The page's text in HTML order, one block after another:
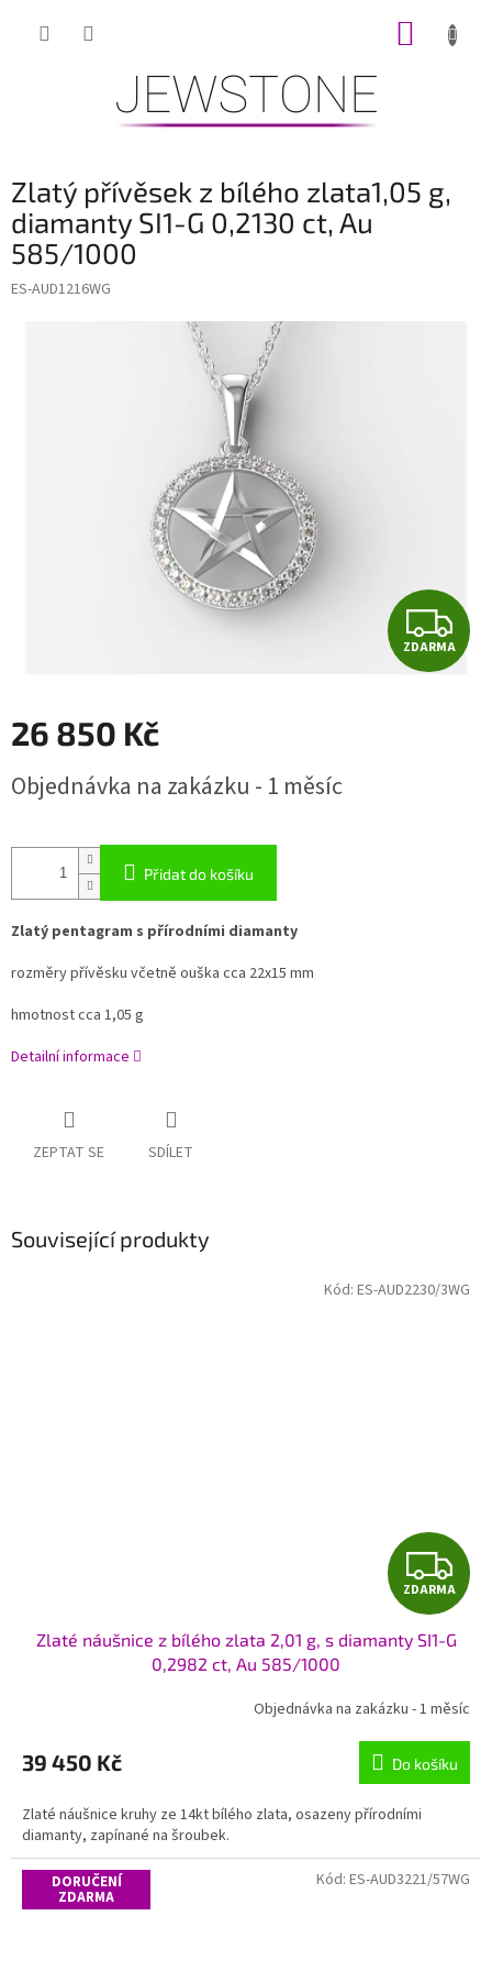
Zlatý přívěsek z bílého zlata1,05 g,
diamanty SI1-G 0,2130 ct, Au
585/1000
ES-AUD1216WG
Z
D
ZDARMA
26 850 Kč
cena:
Objednávka na zakázku - 1 měsíc
Přidat do košíku
Zlatý pentagram s přírodními diamanty
rozměry přívěsku včetně ouška cca 22x15 mm
hmotnost cca 1,05 g
Detailní informace
ZEPTAT SE SDÍLET
Související produkty
Z
D
A
R
M
A
ZDARMA
Zlaté náušnice z bílého zlata 2,01 g, s diamanty SI1-G
0,2982 ct, Au 585/1000
Objednávka na zakázku - 1 měsíc
39 450 Kč Do košíku
Zlaté náušnice kruhy ze 14kt bílého zlata, osazeny přírodními
diamanty, zapínané na šroubek.
Kód: ES-AUD2230/3WG
DORUČENÍ
ZDARMA
Kód: ES-AUD3221/57WG